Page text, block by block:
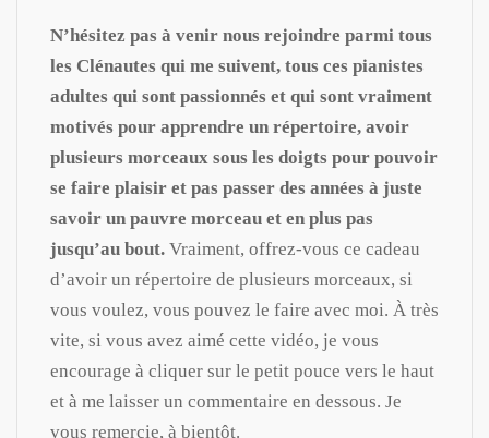
N’hésitez pas à venir nous rejoindre parmi tous
les Clénautes qui me suivent, tous ces pianistes
adultes qui sont passionnés et qui sont vraiment
motivés pour apprendre un répertoire, avoir
plusieurs morceaux sous les doigts pour pouvoir
se faire plaisir et pas passer des années à juste
savoir un pauvre morceau et en plus pas
jusqu’au bout. Vraiment, offrez-vous ce cadeau
d’avoir un répertoire de plusieurs morceaux, si
vous voulez, vous pouvez le faire avec moi. À très
vite, si vous avez aimé cette vidéo, je vous
encourage à cliquer sur le petit pouce vers le haut
et à me laisser un commentaire en dessous. Je
vous remercie, à bientôt.